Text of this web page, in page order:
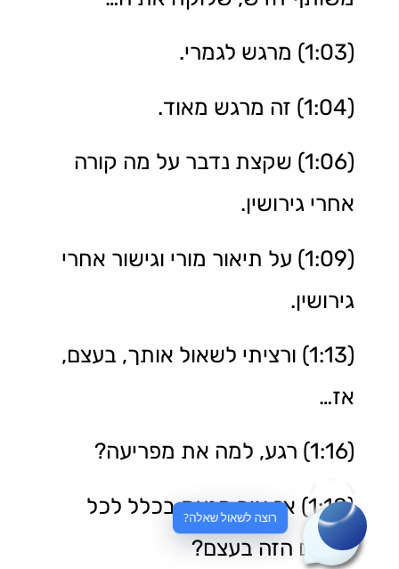
(1:03) מרגש לגמרי.
(1:04) זה מרגש מאוד.
(1:06) שקצת נדבר על מה קורה
אחרי גירושין.
(1:09) על תיאור מורי וגישור אחרי
גירושין.
(1:13) ורציתי לשאול אותך, בעצם,
אז…
(1:16) רגע, למה את מפריעה?
(1:18) אז איך הגעת בכלל לכל
העולם הזה בעצם?
רוצה לשאול שאלה?